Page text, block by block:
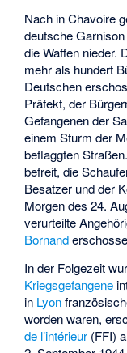
Nach inChavoire
deutsche
die Waffen nieder.
mehr als hundert
Deutschen
Präfekt, der
Gefangenen der
einem Sturm der
beflaggten
befreit, die
Besatzer und der
Morgen des 24.
verurteilte
Bornand
In der Folgezeit
Kriegsgefangene
in Lyon
worden waren,
de l’intérieur (FFI)